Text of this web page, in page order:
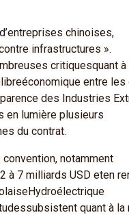
chinoises,
infrastructures ».
critiquesquant à
entre les
des Industries
en lumière plusieurs
du contrat.
notamment
à 7 milliards USD eten
quant à la